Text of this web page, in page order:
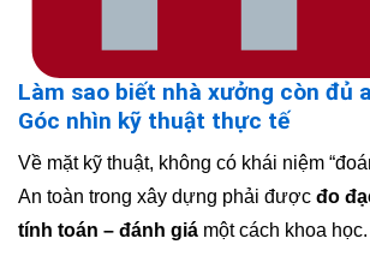
Làm sao biết nhà xưởng còn đủ
Góc nhìn kỹ thuật thực tế
Về mặt kỹ thuật, không có khái niệm
An toàn trong xây dựng phải được đo
tính toán – đánh giá một cách khoa học.